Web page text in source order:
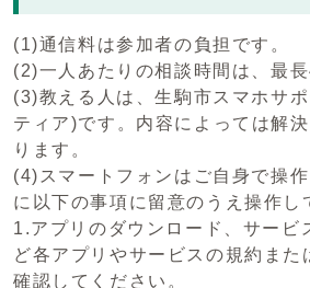
(1)通信料は参加者の負担です。
(2)一人あたりの相談時間は、最長
(3)教える人は、生駒市スマホサ
ティア)です。内容によっては解
ります。
(4)スマートフォンはご自身で操
に以下の事項に留意のうえ操作し
1.アプリのダウンロード、サービ
ど各アプリやサービスの規約また
確認してください。